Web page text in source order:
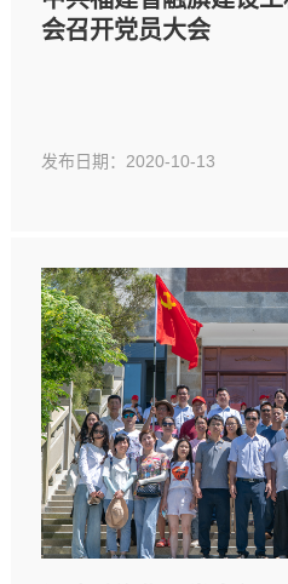
会召开党员大会
发布日期：2020-10-13